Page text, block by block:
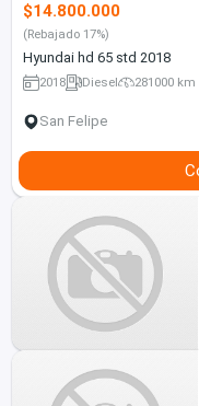
$14.800.000
(Rebajado 17%)
Hyundai hd 65 std 2018
2018 Diesel 281000 km
San Felipe